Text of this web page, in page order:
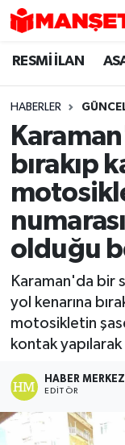
RESMİ İLAN
HABERLER
bırakıp
olduğu
Karaman'da bir
yol kenarına
motosikletin şase
kontak yapılarak
HABER MERKEZI
EDITÖR
Hava
Trafik
Süper Lig
Tüm
Son Dakika
Haber Arşivi